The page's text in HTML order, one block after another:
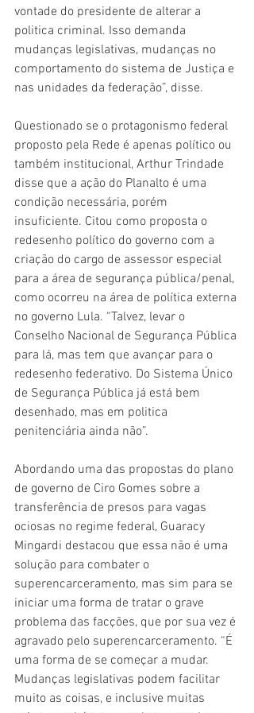
vontade do presidente de alterar a
politica criminal. Isso demanda
mudanças legislativas, mudanças no
comportamento do sistema de Justiça e
nas unidades da federação”, disse.
Questionado se o protagonismo federal
proposto pela Rede é apenas político ou
também institucional, Arthur Trindade
disse que a ação do Planalto é uma
condição necessária, porém
insuficiente. Citou como proposta o
redesenho político do governo com a
criação do cargo de assessor especial
para a área de segurança pública/penal,
como ocorreu na área de política externa
no governo Lula. “Talvez, levar o
Conselho Nacional de Segurança Pública
para lá, mas tem que avançar para o
redesenho federativo. Do Sistema Único
de Segurança Pública já está bem
desenhado, mas em politica
penitenciária ainda não”.
Abordando uma das propostas do plano
de governo de Ciro Gomes sobre a
transferência de presos para vagas
ociosas no regime federal, Guaracy
Mingardi destacou que essa não é uma
solução para combater o
superencarceramento, mas sim para se
iniciar uma forma de tratar o grave
problema das facções, que por sua vez é
agravado pelo superencarceramento. “É
uma forma de se começar a mudar.
Mudanças legislativas podem facilitar
muito as coisas, e inclusive muitas